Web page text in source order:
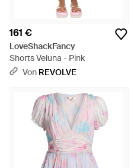
161 €
LoveShackFancy
Shorts Veluna - Pink
Von REVOLVE